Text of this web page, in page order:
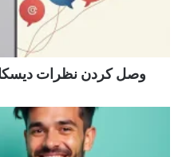
وصل کردن نظرات